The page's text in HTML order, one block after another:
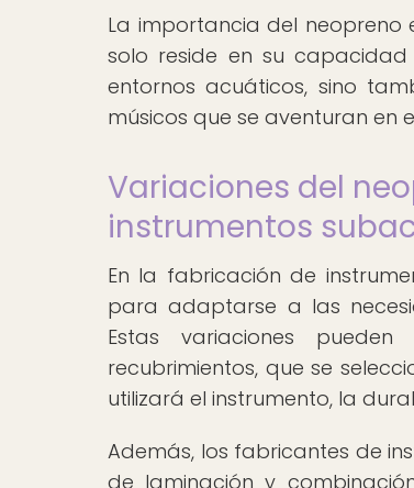
La importancia del neopreno
solo reside en su
entornos acuáticos, sino
músicos que se aventuran en
Variaciones del
instrumentos
En la fabricación de
para adaptarse a las
Estas variaciones
recubrimientos, que se
utilizará el instrumento, la
Además, los fabricantes de
de laminación y